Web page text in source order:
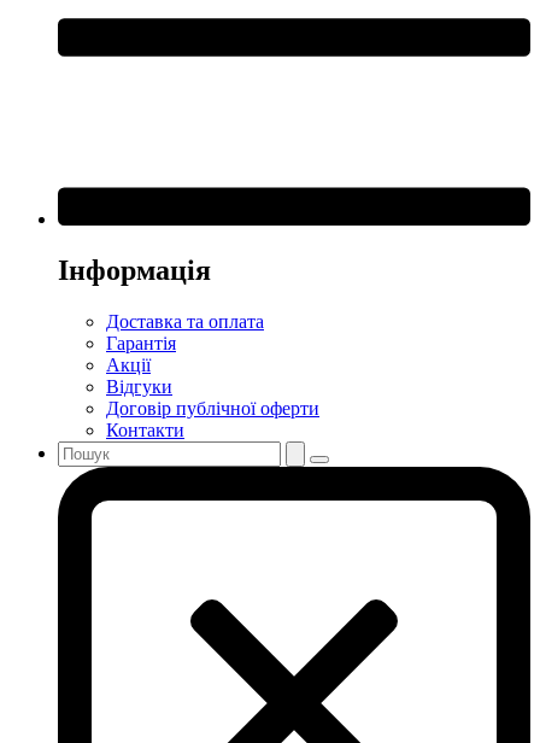
Інформація
Доставка та оплата
Гарантія
Акції
Відгуки
Договір публічної оферти
Контакти